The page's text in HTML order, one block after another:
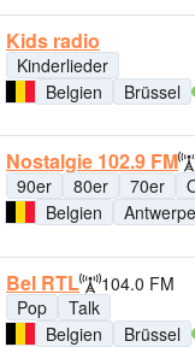
Kids radio
Kinderlieder
Belgien
Brüssel
Nostalgie 102.9 FM
90er
80er 70er
Belgien
Bel RTL
104.0 FM
Pop
Talk
Belgien
Brüssel